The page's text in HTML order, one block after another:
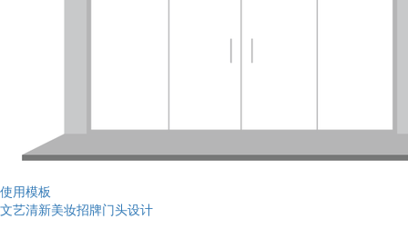
使用模板
文艺清新美妆招牌门头设计